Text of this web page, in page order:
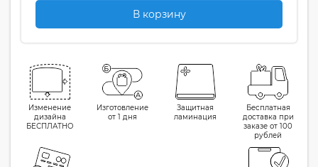
В корзину
Изменение
дизайна
БЕСПЛАТНО
Изготовление
от 1 дня
Защитная
ламинация
Бесплатная
доставка при
заказе от 100
рублей